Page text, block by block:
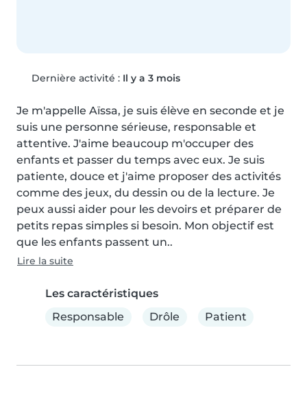
Dernière activité : Il y a 3 mois
Je m'appelle Aïssa, je suis élève en seconde et je
suis une personne sérieuse, responsable et
attentive. J'aime beaucoup m'occuper des
enfants et passer du temps avec eux. Je suis
patiente, douce et j'aime proposer des activités
comme des jeux, du dessin ou de la lecture. Je
peux aussi aider pour les devoirs et préparer de
petits repas simples si besoin. Mon objectif est
que les enfants passent un..
Lire la suite
Les caractéristiques
Responsable
Drôle Patient